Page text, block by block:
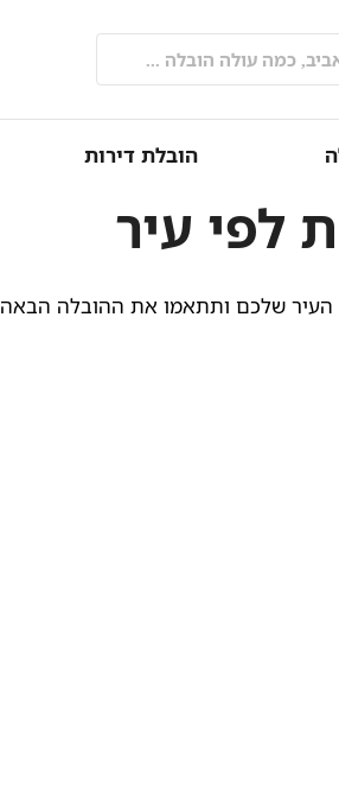
הובלת דירות
לפי עיר
העיר שלכם ותתאמו את ההובלה הבאה